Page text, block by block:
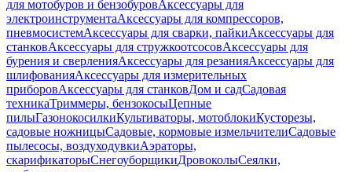
для мотобуров и бензобуровАксессуары для
электроинструментаАксессуары для компрессоров,
пневмосистемАксессуары для сварки, пайкиАксессуары для
станковАксессуары для стружкоотсосовАксессуары для
бурения и сверленияАксессуары для резанияАксессуары для
шлифованияАксессуары для измерительных
приборовАксессуары для станковДом и садСадовая
техникаТриммеры, бензокосыЦепные
пилыГазонокосилкиКультиваторы, мотоблокиКусторезы,
садовые ножницыСадовые, кормовые измельчителиСадовые
пылесосы, воздуходувкиАэраторы,
скарификаторыСнегоуборщикиДровоколыСеялки,